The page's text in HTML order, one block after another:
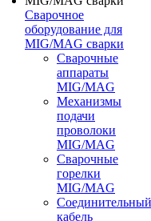
Сварочное
оборудование для
MIG/MAG сварки
Сварочные
аппараты
MIG/MAG
Механизмы
подачи
проволоки
MIG/MAG
Сварочные
горелки
MIG/MAG
Соединительный
кабель